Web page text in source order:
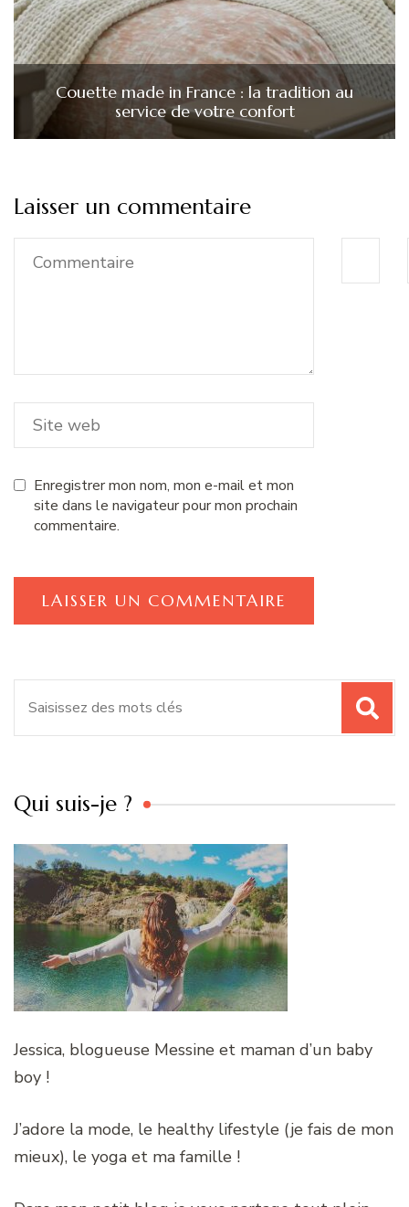
Couette made in France : la tradition au
service de votre confort
Laisser un commentaire
Enregistrer mon nom, mon e-mail et mon
site dans le navigateur pour mon prochain
commentaire.
Qui suis-je ?
Jessica, blogueuse Messine et maman d’un baby
boy !
J’adore la mode, le healthy lifestyle (je fais de mon
mieux), le yoga et ma famille !